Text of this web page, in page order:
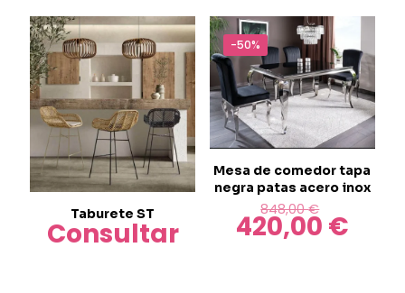
Taburete ST
Consultar
-50%
Mesa de comedor tapa
negra patas acero inox
848,00€
precio
original
420,00 €El